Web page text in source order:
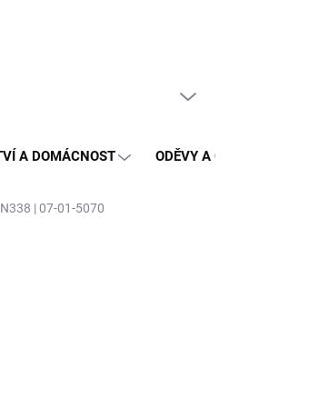
A DOMÁCNOST ODĚVY A OCHRANA
| 07-01-5070